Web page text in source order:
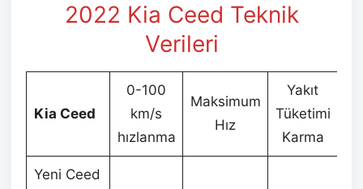
2022 Kia Ceed Teknik
Verileri
Kia Ceed
0-100
km/s
hızlanma
Maksimum
Hız
Yakıt
Tüketimi
Karma
Yeni Ceed